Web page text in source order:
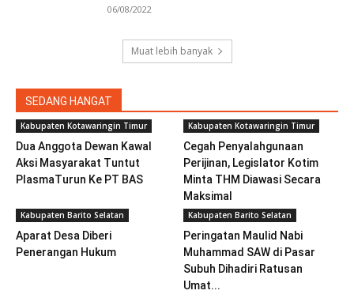
06/08/2022
Muat lebih banyak
SEDANG HANGAT
Kabupaten Kotawaringin Timur
Dua Anggota Dewan Kawal
Aksi Masyarakat Tuntut
PlasmaTurun Ke PT BAS
Kabupaten Kotawaringin Timur
Cegah Penyalahgunaan
Perijinan, Legislator Kotim
Minta THM Diawasi Secara
Maksimal
Kabupaten Barito Selatan
Aparat Desa Diberi
Penerangan Hukum
Kabupaten Barito Selatan
Peringatan Maulid Nabi
Muhammad SAW di Pasar
Subuh Dihadiri Ratusan
Umat...